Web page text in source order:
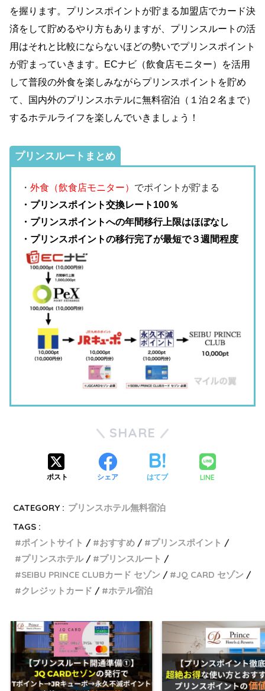
を握ります。プリンスポイントが貯まる加盟店でカード決
済をして貯めるやり方もありますが、プリンスルートの活
用はそれと比較にならないほどの勢いでプリンスポイント
が貯まっていきます。ECナビ（飲食店モニター）を活用
して普段の外食を楽しみながらプリンスポイントを貯め
て、国内外のプリンスホテルに無料宿泊（１泊２名まで）
するホテルライフを楽しんでいきましょう！
プリンスルートまとめ
・ 外食（飲食店モニター） でポイントが貯まる
・プリンスポイント交換レート100％
・プリンスポイントへの年間移行上限はほぼなし
・プリンスポイントの移行完了が最短で３週間程度
SHARE
ポスト シェア はてブ LINE
CATEGORY : プリンスホテル無料宿泊
TAGS :
ポイントサイト
おすすめ
プリンスポイント
プリンスホテル
プリンスルート
SEIBU PRINCE CLUBカード セゾン
JQ CARD セゾン
クレジットカード
ホテル宿泊